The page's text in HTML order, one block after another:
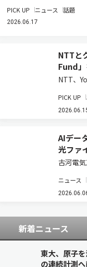
PICK UP ニュース 話題
2026.06.17
NTTと
Fund
NTT、
投資を
事業創出
PICK UP
AIデー
光ファ
古河電
発表し
は、
ニュース
新着ニュース
東大、原子
の連続計測